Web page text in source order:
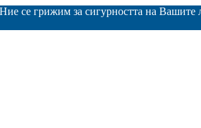
се грижим за сигурността на